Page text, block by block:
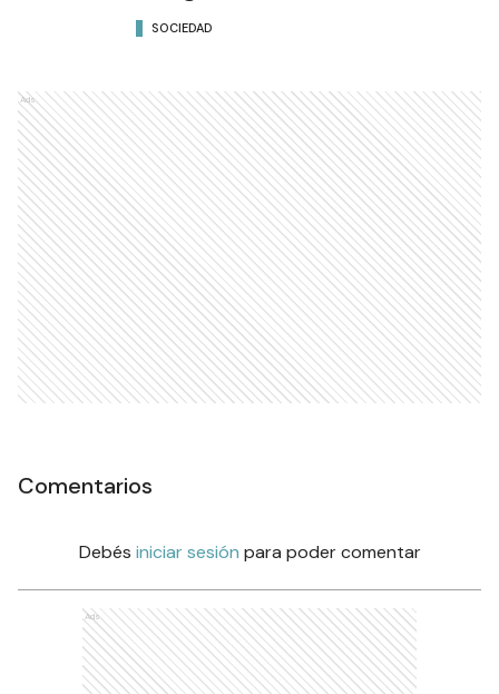
SOCIEDAD
Ads
Comentarios
Debés iniciar sesión para poder comentar
Ads